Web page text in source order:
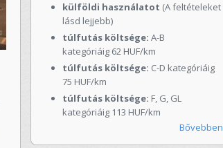
külföldi használatot (A feltételeket
lásd lejjebb)
túlfutás költsége: A-B
kategóriáig 62 HUF/km
túlfutás költsége: C-D kategóriáig
75 HUF/km
túlfutás költsége: F, G, GL
kategóriáig 113 HUF/km
Bővebben